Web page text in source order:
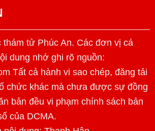
thám tử Phúc An. Các đơn vị cá
dung nhớ ghi rõ nguồn:
Tất cả hành vi sao chép, đăng tải
chức khác mà chưa được sự đồng
bản đều vi phạm chính sách bản
của DCMA.